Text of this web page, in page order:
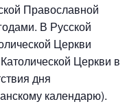
Православной
В Русской
Церкви
Церкви в
дня
календарю).